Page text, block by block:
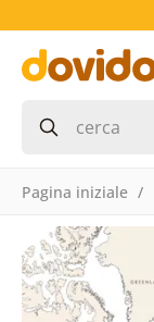
Pagina iniziale